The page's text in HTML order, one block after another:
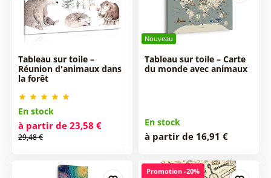
Tableau sur toile –
Réunion d'animaux dans
la forêt
En stock
à partir de 23,58 €
29,48 €
Nouveau
Tableau sur toile – Carte
du monde avec animaux
En stock
à partir de 16,91 €
Promotion -20%